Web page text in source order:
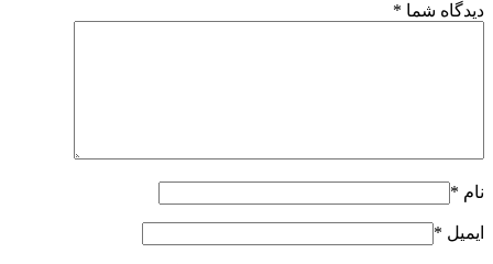
دیدگاه شما *
نام *
ایمیل *